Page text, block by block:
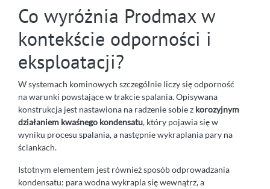
Co wyróżnia Prodmax w
kontekście odporności i
eksploatacji?
W systemach kominowych szczególnie liczy się odporność
na warunki powstające w trakcie spalania. Opisywana
konstrukcja jest nastawiona na radzenie sobie z korozyjnym
działaniem kwaśnego kondensatu, który pojawia się w
wyniku procesu spalania, a następnie wykraplania pary na
ściankach.
Istotnym elementem jest również sposób odprowadzania
kondensatu: para wodna wykrapla się wewnątrz, a